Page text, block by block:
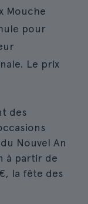
Mouche
pour
Le prix
des
Nouvel An
à partir de
la fête des